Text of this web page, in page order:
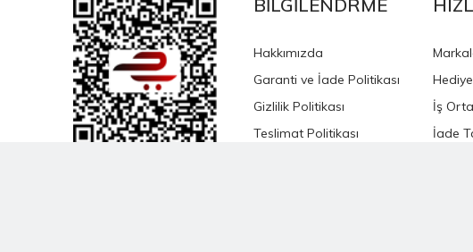
BİLGİLENDRME
Hakkımızda
Garanti ve İade Politikası
Gizlilik Politikası
Teslimat Politikası
İş
İade